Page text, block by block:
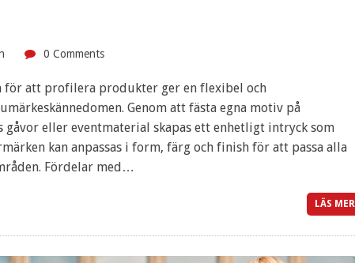
0 Comments
för att profilera produkter ger en flexibel och
Genom att fästa egna motiv på
eller eventmaterial skapas ett enhetligt intryck som
kan anpassas i form, färg och finish för att passa alla
Fördelar med…
LÄS MER